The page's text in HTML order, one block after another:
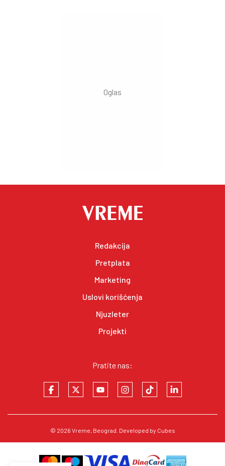
Redakcija
Pretplata
Marketing
Uslovi korišćenja
Njuzleter
Projekti
Pratite nas:
© 2026 Vreme, Beograd. Developed by Cubes